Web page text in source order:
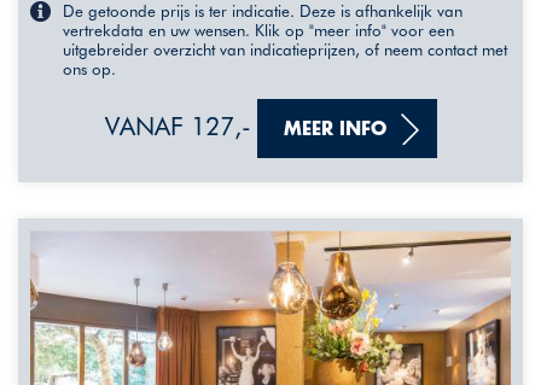
De getoonde prijs is ter indicatie. Deze is afhankelijk van
vertrekdata en uw wensen. Klik op "meer info" voor een
uitgebreider overzicht van indicatieprijzen, of neem contact met
ons op.
VANAF 127,- MEER INFO